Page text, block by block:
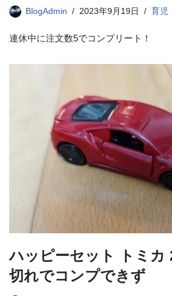
BlogAdmin 2023年9月19日 育児
連休中に注文数5でコンプリート！
ハッピーセット トミカ
切れでコンプできず